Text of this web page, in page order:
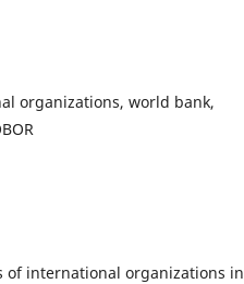
organizations, world bank,
of international organizations in